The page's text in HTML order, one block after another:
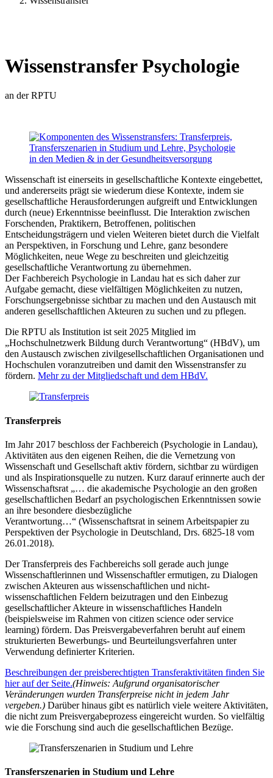
Wissenstransfer Psychologie
an der RPTU
Wissenschaft ist einerseits in gesellschaftliche Kontexte eingebettet,
und andererseits prägt sie wiederum diese Kontexte, indem sie
gesellschaftliche Herausforderungen aufgreift und Entwicklungen
durch (neue) Erkenntnisse beeinflusst. Die Interaktion zwischen
Forschenden, Praktikern, Betroffenen, politischen
Entscheidungsträgern und vielen Weiteren bietet durch die Vielfalt
an Perspektiven, in Forschung und Lehre, ganz besondere
Möglichkeiten, neue Wege zu beschreiten und gleichzeitig
gesellschaftliche Verantwortung zu übernehmen.
Der Fachbereich Psychologie in Landau hat es sich daher zur
Aufgabe gemacht, diese vielfältigen Möglichkeiten zu nutzen,
Forschungsergebnisse sichtbar zu machen und den Austausch mit
anderen gesellschaftlichen Akteuren zu suchen und zu pflegen.
Die RPTU als Institution ist seit 2025 Mitglied im
„Hochschulnetzwerk Bildung durch Verantwortung“ (HBdV), um
den Austausch zwischen zivilgesellschaftlichen Organisationen und
Hochschulen voranzutreiben und damit den Wissenstransfer zu
fördern. Mehr zu der Mitgliedschaft und dem HBdV.
Transferpreis
Im Jahr 2017 beschloss der Fachbereich (Psychologie in Landau),
Aktivitäten aus den eigenen Reihen, die die Vernetzung von
Wissenschaft und Gesellschaft aktiv fördern, sichtbar zu würdigen
und als Inspirationsquelle zu nutzen. Kurz darauf erinnerte auch der
Wissenschaftsrat „… die akademische Psychologie an den großen
gesellschaftlichen Bedarf an psychologischen Erkenntnissen sowie
an ihre besondere diesbezügliche
Verantwortung…“ (Wissenschaftsrat in seinem Arbeitspapier zu
Perspektiven der Psychologie in Deutschland, Drs. 6825-18 vom
26.01.2018).
Der Transferpreis des Fachbereichs soll gerade auch junge
Wissenschaftlerinnen und Wissenschaftler ermutigen, zu Dialogen
zwischen Akteuren aus wissenschaftlichen und nicht-
wissenschaftlichen Feldern beizutragen und den Einbezug
gesellschaftlicher Akteure in wissenschaftliches Handeln
(beispielsweise im Rahmen von citizen science oder service
learning) fördern. Das Preisvergabeverfahren beruht auf einem
strukturierten Bewerbungs- und Beurteilungsverfahren unter
Verwendung definierter Kriterien.
Beschreibungen der preisberechtigten Transferaktivitäten finden Sie
hier auf der Seite.(Hinweis: Aufgrund organisatorischer
Veränderungen wurden Transferpreise nicht in jedem Jahr
vergeben.) Darüber hinaus gibt es natürlich viele weitere Aktivitäten,
die nicht zum Preisvergabeprozess eingereicht wurden. So vielfältig
wie die Forschung sind auch die gesellschaftlichen Bezüge.
Transferszenarien in Studium und Lehre